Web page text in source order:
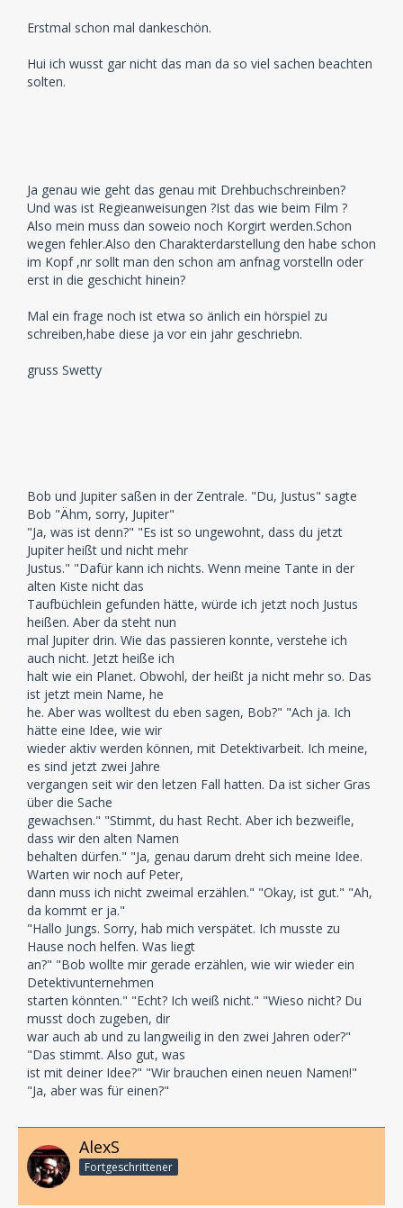
Erstmal schon mal dankeschön.
Hui ich wusst gar nicht das man da so viel sachen beachten
solten.
Ja genau wie geht das genau mit Drehbuchschreinben?
Und was ist Regieanweisungen ?Ist das wie beim Film ?
Also mein muss dan soweio noch Korgirt werden.Schon
wegen fehler.Also den Charakterdarstellung den habe schon
im Kopf ,nr sollt man den schon am anfnag vorstelln oder
erst in die geschicht hinein?
Mal ein frage noch ist etwa so änlich ein hörspiel zu
schreiben,habe diese ja vor ein jahr geschriebn.
gruss Swetty
Bob und Jupiter saßen in der Zentrale. "Du, Justus" sagte
Bob "Ähm, sorry, Jupiter"
"Ja, was ist denn?" "Es ist so ungewohnt, dass du jetzt
Jupiter heißt und nicht mehr
Justus." "Dafür kann ich nichts. Wenn meine Tante in der
alten Kiste nicht das
Taufbüchlein gefunden hätte, würde ich jetzt noch Justus
heißen. Aber da steht nun
mal Jupiter drin. Wie das passieren konnte, verstehe ich
auch nicht. Jetzt heiße ich
halt wie ein Planet. Obwohl, der heißt ja nicht mehr so. Das
ist jetzt mein Name, he
he. Aber was wolltest du eben sagen, Bob?" "Ach ja. Ich
hätte eine Idee, wie wir
wieder aktiv werden können, mit Detektivarbeit. Ich meine,
es sind jetzt zwei Jahre
vergangen seit wir den letzen Fall hatten. Da ist sicher Gras
über die Sache
gewachsen." "Stimmt, du hast Recht. Aber ich bezweifle,
dass wir den alten Namen
behalten dürfen." "Ja, genau darum dreht sich meine Idee.
Warten wir noch auf Peter,
dann muss ich nicht zweimal erzählen." "Okay, ist gut." "Ah,
da kommt er ja."
"Hallo Jungs. Sorry, hab mich verspätet. Ich musste zu
Hause noch helfen. Was liegt
an?" "Bob wollte mir gerade erzählen, wie wir wieder ein
Detektivunternehmen
starten könnten." "Echt? Ich weiß nicht." "Wieso nicht? Du
musst doch zugeben, dir
war auch ab und zu langweilig in den zwei Jahren oder?"
"Das stimmt. Also gut, was
ist mit deiner Idee?" "Wir brauchen einen neuen Namen!"
"Ja, aber was für einen?"
AlexS
Fortgeschrittener